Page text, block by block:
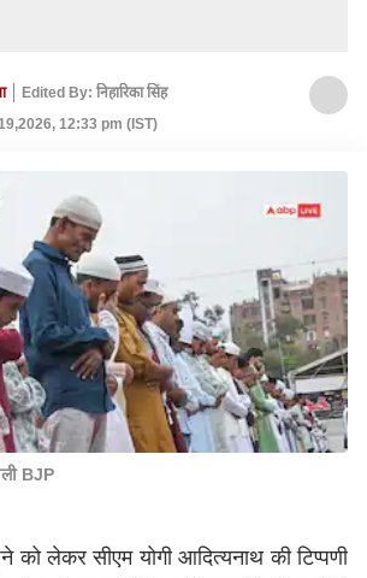
Edited By: निहारिका सिंह
12:33 pm (IST)
BJP
को लेकर सीएमयोगी आदित्यनाथ की टिप्पणी